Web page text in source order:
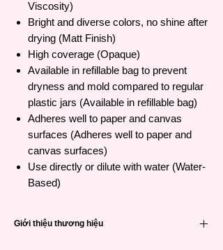
Viscosity)
Bright and diverse colors, no shine after
drying (Matt Finish)
High coverage (Opaque)
Available in refillable bag to prevent
dryness and mold compared to regular
plastic jars (Available in refillable bag)
Adheres well to paper and canvas
surfaces (Adheres well to paper and
canvas surfaces)
Use directly or dilute with water (Water-
Based)
Giới thiệu thương hiệu